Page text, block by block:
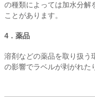
の種類によっては加水分解
ことがあります。
4．薬品
溶剤などの薬品を取り扱う
の影響でラベルが剥がれた